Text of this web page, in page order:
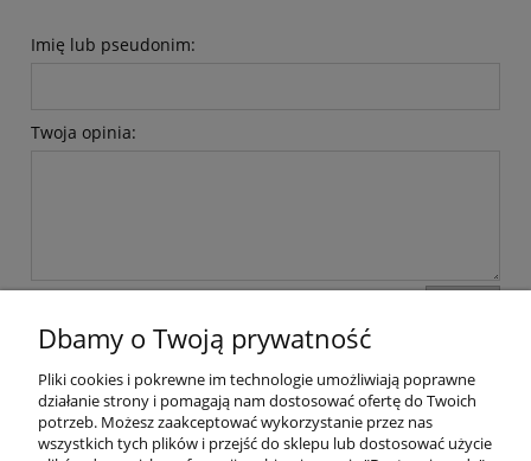
Imię lub pseudonim:
Twoja opinia:
Pomoc
Dostawa
Dbamy o Twoją prywatność
Pliki cookies i pokrewne im technologie umożliwiają poprawne
działanie strony i pomagają nam dostosować ofertę do Twoich
potrzeb. Możesz zaakceptować wykorzystanie przez nas
wszystkich tych plików i przejść do sklepu lub dostosować użycie